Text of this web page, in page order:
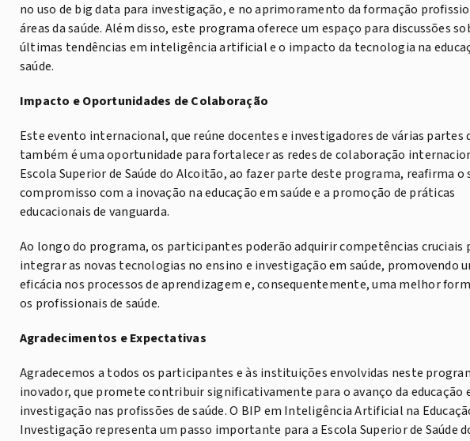
no uso de big data para investigação, e no aprimoramento da formação
áreas da saúde. Além disso, este programa oferece um espaço para discussões
últimas tendências em inteligência artificial e o impacto da tecnologia na
saúde.
Impacto e Oportunidades de Colaboração
Este evento internacional, que reúne docentes e investigadores de várias partes
também é uma oportunidade para fortalecer as redes de colaboração
Escola Superior de Saúde do Alcoitão, ao fazer parte deste programa, reafirma o
compromisso com a inovação na educação em saúde e a promoção de práticas
educacionais de vanguarda.
Ao longo do programa, os participantes poderão adquirir competências cruciais
integrar as novas tecnologias no ensino e investigação em saúde, promovendo
eficácia nos processos de aprendizagem e, consequentemente, uma melhor
os profissionais de saúde.
Agradecimentos e Expectativas
Agradecemos a todos os participantes e às instituições envolvidas neste
inovador, que promete contribuir significativamente para o avanço da educação
investigação nas profissões de saúde. O BIP em Inteligência Artificial na
Investigação representa um passo importante para a Escola Superior de Saúde